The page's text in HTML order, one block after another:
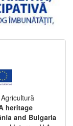
heritage
and Bulgaria